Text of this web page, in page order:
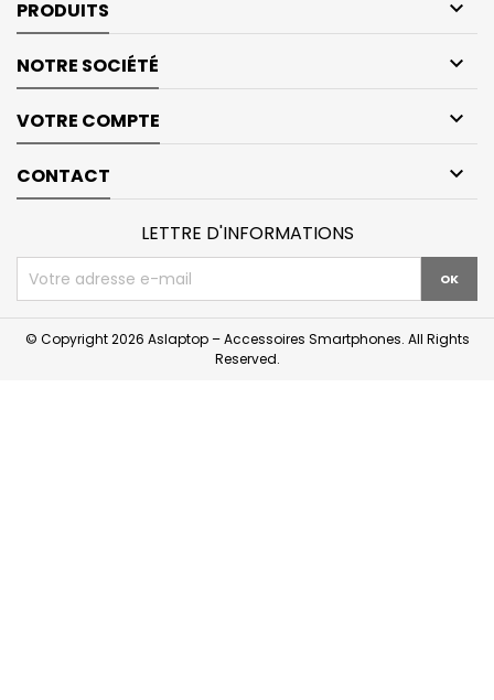
PRODUITS 
NOTRE SOCIÉTÉ 
VOTRE COMPTE 
CONTACT 
LETTRE D'INFORMATIONS
© Copyright 2026 Aslaptop – Accessoires Smartphones. All Rights
Reserved.